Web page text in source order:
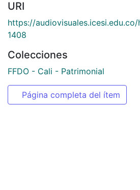
URI
https://
1408
Colecciones
FFDO - Cali - Patrimonial
Página completa del ítem